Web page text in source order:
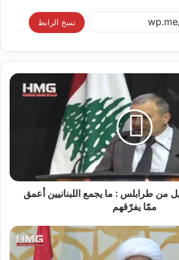
نسخ الرابط
من طرابلس : ما يجمع اللبنانيين أعمق
ممّا يفرّقهم